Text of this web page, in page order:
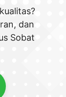
dan
Sobat